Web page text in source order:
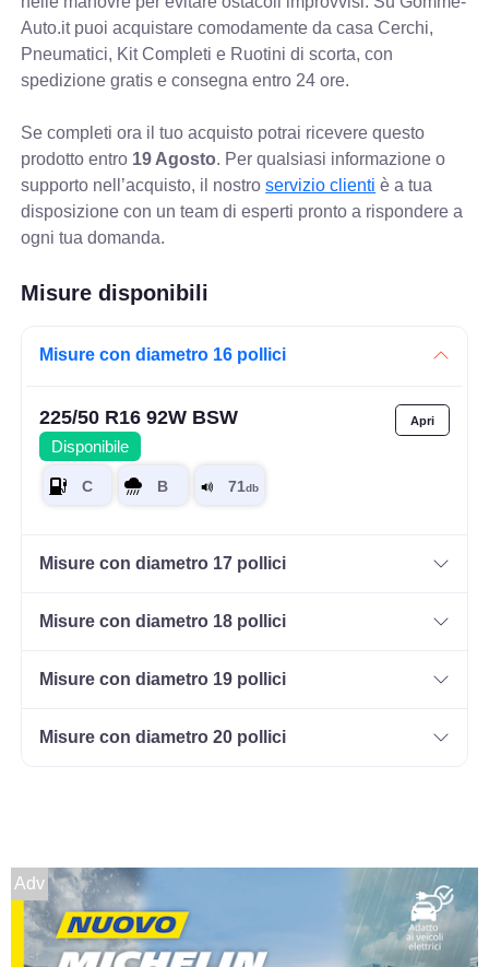
Auto.it puoi acquistare comodamente da casa Cerchi,
Pneumatici, Kit Completi e Ruotini di scorta, con
spedizione gratis e consegna entro 24 ore.
Se completi ora il tuo acquisto potrai ricevere questo
prodotto entro 19 Agosto. Per qualsiasi informazione o
supporto nell’acquisto, il nostroservizio clienti è a tua
disposizione con un team di esperti pronto a rispondere a
ogni tua domanda.
Misure disponibili
Misure con diametro 16 pollici
225/50 R16 92W BSW
Disponibile
Misure con diametro 17 pollici
Misure con diametro 18 pollici
Misure con diametro 19 pollici
Misure con diametro 20 pollici
Adv